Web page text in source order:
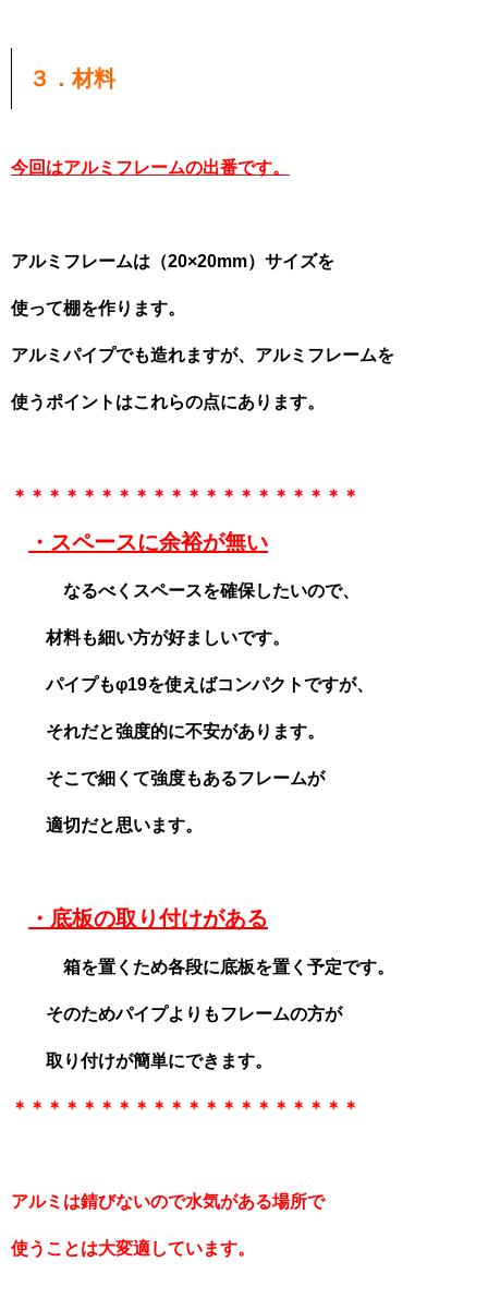
３．材料
今回はアルミフレームの出番です。
アルミフレームは（20×20mm）サイズを
使って棚を作ります。
アルミパイプでも造れますが、アルミフレームを
使うポイントはこれらの点にあります。
＊＊＊＊＊＊＊＊＊＊＊＊＊＊＊＊＊＊＊＊
・スペースに余裕が無い
なるべくスペースを確保したいので、
材料も細い方が好ましいです。
パイプもφ19を使えばコンパクトですが、
それだと強度的に不安があります。
そこで細くて強度もあるフレームが
適切だと思います。
・底板の取り付けがある
箱を置くため各段に底板を置く予定です。
そのためパイプよりもフレームの方が
取り付けが簡単にできます。
＊＊＊＊＊＊＊＊＊＊＊＊＊＊＊＊＊＊＊＊
アルミは錆びないので水気がある場所で
使うことは大変適しています。